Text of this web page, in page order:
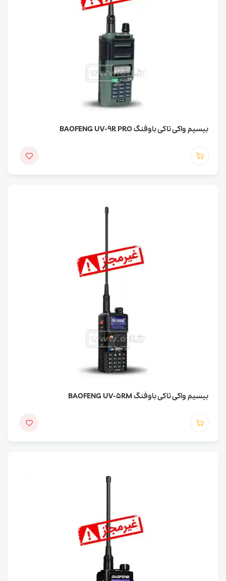
بیسیم واکی تاکی باوفنگ BAOFENG UV-9R PRO
بیسیم واکی تاکی باوفنگ BAOFENG UV-5RM